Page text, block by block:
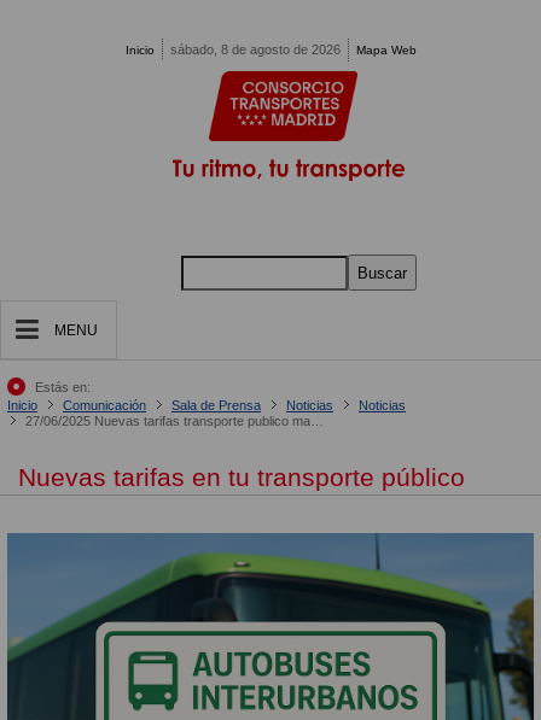
Inicio sábado, 8 de agosto de 2026 Mapa Web
Buscar
MENU
Estás en:
Inicio
Comunicación Sala de Prensa Noticias
Noticias
Nuevas tarifas en tu transporte público